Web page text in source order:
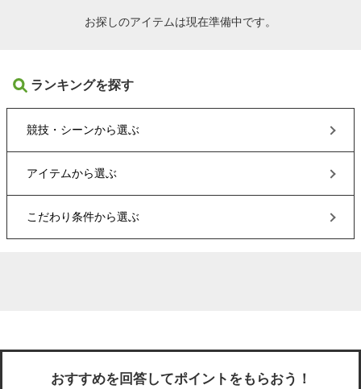
お探しのアイテムは現在準備中です。
ランキングを探す
競技・シーンから選ぶ
アイテムから選ぶ
こだわり条件から選ぶ
おすすめを回答してポイントをもらおう！